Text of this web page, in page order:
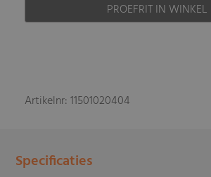
PROEFRIT IN WINKEL
Artikelnr: 11501020404
Specificaties